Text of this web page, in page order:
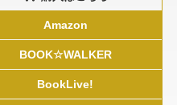
Amazon
BOOK☆WALKER
BookLive!